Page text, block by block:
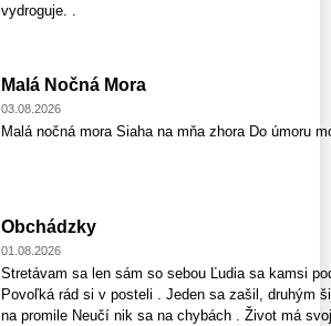
vydroguje. .
Malá Nočná Mora
03.08.2026
Malá nočná mora Siaha na mňa zhora Do úmoru
Obchádzky
01.08.2026
Stretávam sa len sám so sebou Ľudia sa kamsi
Povoľká rád si v posteli . Jeden sa zašil, druhým
na promile Neučí nik sa na chybách . Život má